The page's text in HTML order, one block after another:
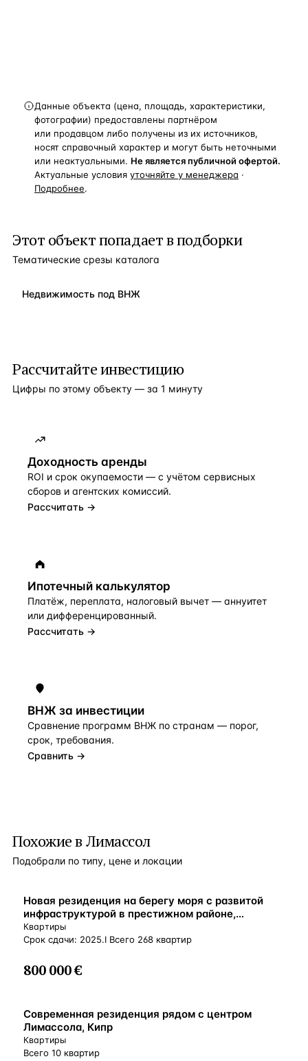
Данные объекта (цена, площадь, характеристики,
фотографии) предоставлены партнёром
или продавцом либо получены из их источников,
носят справочный характер и могут быть неточными
или неактуальными. Не является публичной офертой.
Актуальные условия уточняйте у менеджера ·
Подробнее.
Этот объект попадает в подборки
Тематические срезы каталога
Недвижимость под ВНЖ
Рассчитайте инвестицию
Цифры по этому объекту — за 1 минуту
Доходность аренды
ROI и срок окупаемости — с учётом сервисных
сборов и агентских комиссий.
Рассчитать →
Ипотечный калькулятор
Платёж, переплата, налоговый вычет — аннуитет
или дифференцированный.
Рассчитать →
ВНЖ за инвестиции
Сравнение программ ВНЖ по странам — порог,
срок, требования.
Сравнить →
Похожие в Лимассол
Подобрали по типу, цене и локации
ВНЖ
Новая резиденция на берегу моря с развитой
инфраструктурой в престижном районе,
Лимассол, Кипр
Квартиры
Срок сдачи: 2025.I Всего 268 квартир
800 000 €
ВНЖ
Современная резиденция рядом с центром
Лимассола, Кипр
Квартиры
Всего 10 квартир